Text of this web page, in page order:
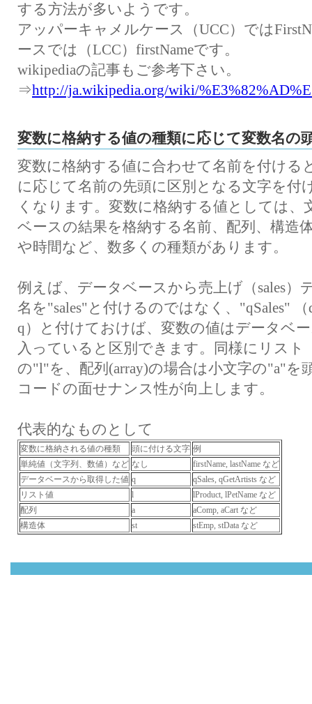
する方法が多いようです。
アッパーキャメルケース（UCC）では
ースでは（LCC）firstNameです。
wikipediaの記事もご参考下さい。
⇒http://ja.wikipedia.org/wiki/
変数に格納する値の種類に応じて変数名の
変数に格納する値に合わせて名前を付ける
に応じて名前の先頭に区別となる文字を付
くなります。変数に格納する値としては、
ベースの結果を格納する名前、配列、構造
や時間など、数多くの種類があります。
例えば、データベースから売上げ（sales）
名を"sales"と付けるのではなく、"qSales"
q）と付けておけば、変数の値はデータベ
入っていると区別できます。同様にリスト
の"l"を、配列(array)の場合は小文字の"a"を
コードの面せナンス性が向上します。
代表的なものとして
変数に格納される値の種類 頭に付ける文字 例
単純値（文字列、数値）など なし
firstName, lastName など
データベースから取得した値 q
qSales, qGetArtists など
リスト値
l
lProduct, lPetName など
配列
a
aComp, aCart など
構造体
st stEmp, stData など